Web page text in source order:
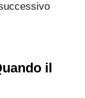
il